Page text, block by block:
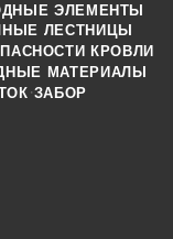
ЭЛЕМЕНТЫ
ЛЕСТНИЦЫ
КРОВЛИ
МАТЕРИАЛЫ
·ЗАБОР